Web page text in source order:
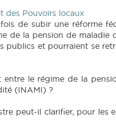
des Pouvoirs locaux
de subir une réforme
de la pension de maladie
publics et pourraient se
le régime de la
(INAMI) ?
peut-il clarifier, pour les